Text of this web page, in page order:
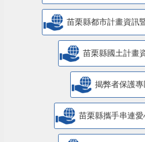
苗栗縣都市計畫資訊
苗栗縣國土計畫
揭弊者保護專
苗栗縣攜手串連愛